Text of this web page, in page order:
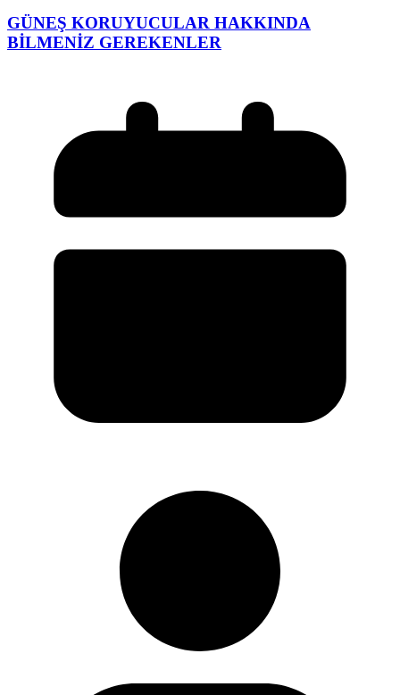
GÜNEŞ KORUYUCULAR HAKKINDA
BİLMENİZ GEREKENLER